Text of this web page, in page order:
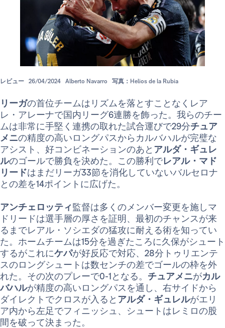
レビュー 26/04/2024 Alberto Navarro 写真：Helios de la Rubia
リーガの首位チームはリズムを落とすことなくレア
レ・アレーナで国内リーグ6連勝を飾った。我らのチー
ムは非常に手堅く連携の取れた試合運びで29分チュア
メニの精度の高いロングパスからカルバハルが完璧な
アシスト、好コンビネーションのあと アルダ・ギュレ
ルのゴールで勝負を決めた。この勝利でレアル・マド
リードはまだリーガ33節を消化していないバルセロナ
との差を14ポイントに広げた。
アンチェロッティ監督は多くのメンバー変更を施しマ
ドリードは選手層の厚さを証明、最初のチャンスが来
るまでレアル・ソシエダの猛攻に耐える術を知ってい
た。ホームチームは15分を過ぎたころに久保がシュート
するがこれにケパが好反応で対応、28分トゥリエンテ
スのロングシュートは数センチの差でゴールの枠を外
れた。その次のプレーで0-1となる。 チュアメニがカル
バハルが精度の高いロングパスを通し、右サイドから
ダイレクトでクロスが入ると アルダ・ギュレルがエリ
ア内から左足でフィニッシュ、シュートはレミロの股
間を破って決まった。